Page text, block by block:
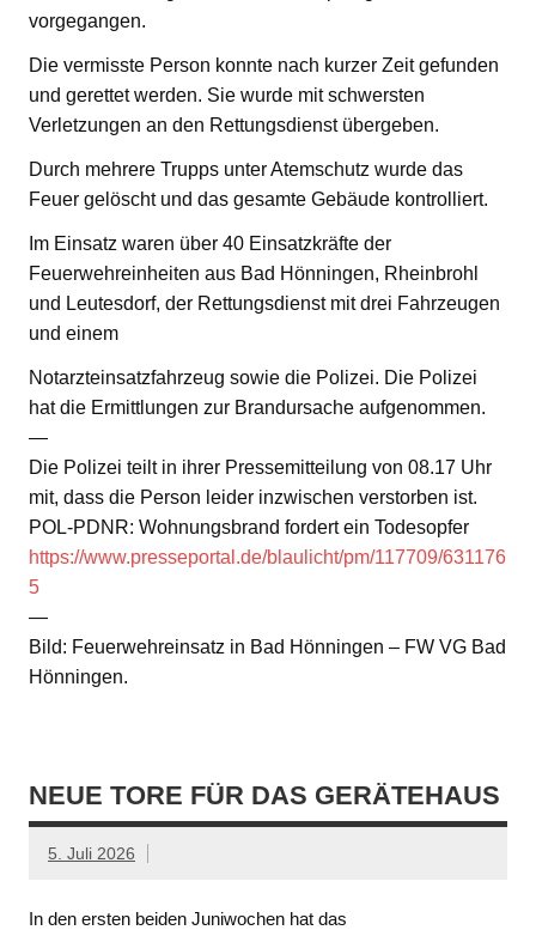
vorgegangen.
Die vermisste Person konnte nach kurzer Zeit gefunden
und gerettet werden. Sie wurde mit schwersten
Verletzungen an den Rettungsdienst übergeben.
Durch mehrere Trupps unter Atemschutz wurde das
Feuer gelöscht und das gesamte Gebäude kontrolliert.
Im Einsatz waren über 40 Einsatzkräfte der
Feuerwehreinheiten aus Bad Hönningen, Rheinbrohl
und Leutesdorf, der Rettungsdienst mit drei Fahrzeugen
und einem
Notarzteinsatzfahrzeug sowie die Polizei. Die Polizei
hat die Ermittlungen zur Brandursache aufgenommen.
—
Die Polizei teilt in ihrer Pressemitteilung von 08.17 Uhr
mit, dass die Person leider inzwischen verstorben ist.
POL-PDNR: Wohnungsbrand fordert ein Todesopfer
https://www.presseportal.de/blaulicht/pm/117709/631176
5
—
Bild: Feuerwehreinsatz in Bad Hönningen – FW VG Bad
Hönningen.
NEUE TORE FÜR DAS GERÄTEHAUS
5. Juli 2026
In den ersten beiden Juniwochen hat das